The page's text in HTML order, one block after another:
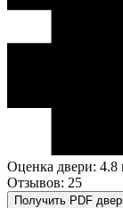
Оценка двери: 4.8
Отзывов: 25
Получить PDF